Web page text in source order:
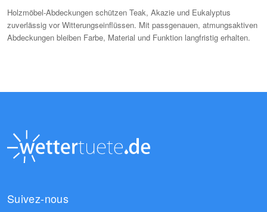
Holzmöbel-Abdeckungen schützen Teak, Akazie und Eukalyptus
zuverlässig vor Witterungseinflüssen. Mit passgenauen, atmungsaktiven
Abdeckungen bleiben Farbe, Material und Funktion langfristig erhalten.
Suivez-nous